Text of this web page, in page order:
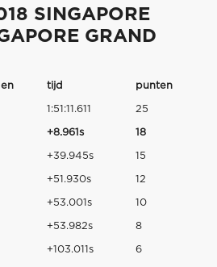
SINGAPORE
GRAND
tijd punten
1:51:11.611 25
+8.961s 18
+39.945s 15
+51.930s 12
+53.001s 10
+53.982s 8
+103.011s 6